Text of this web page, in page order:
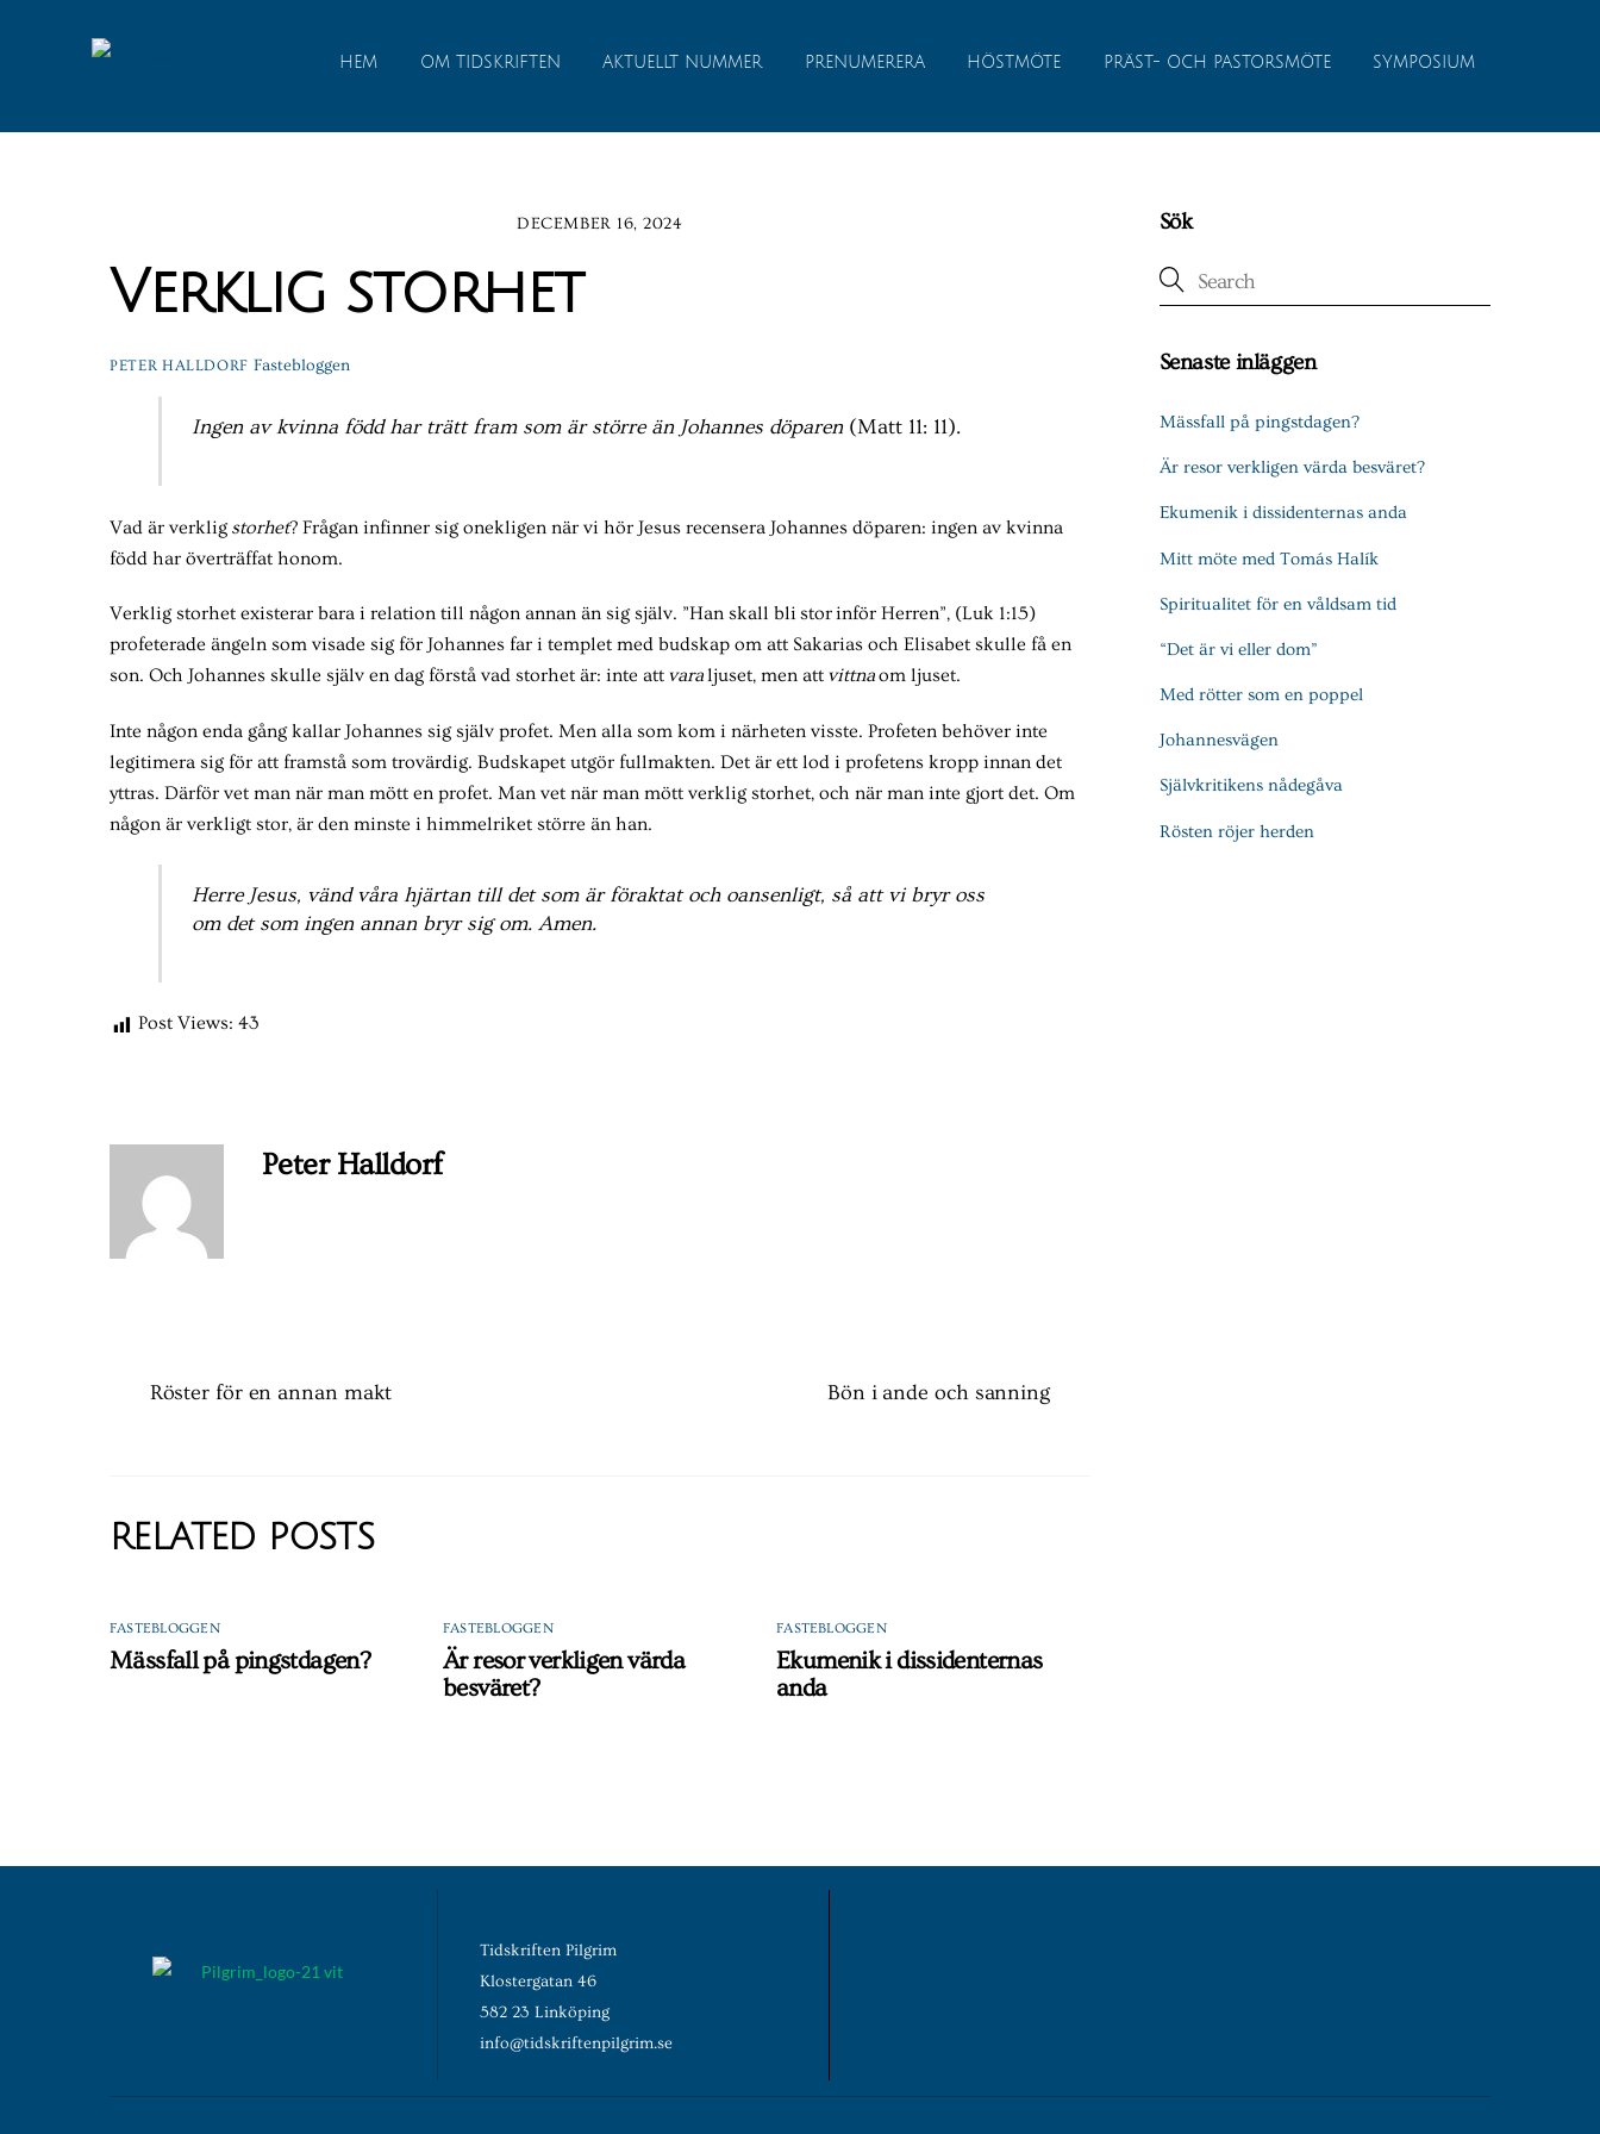
HEM OM TIDSKRIFTEN AKTUELLT NUMMER PRENUMERERA HÖSTMÖTE PRÄST- OCH PASTORSMÖTE SYMPOSIUM
DECEMBER 16, 2024
Verklig storhet
PETER HALLDORF Fastebloggen
Ingen av kvinna född har trätt fram som är större än Johannes döparen(Matt 11: 11).
Vad är verkligstorhet? Frågan infinner sig onekligen när vi hör Jesus recensera Johannes döparen: ingen av kvinna
född har överträffat honom.
Verklig storhet existerar bara i relation till någon annan än sig själv. ”Han skall bli stor inför Herren”, (Luk 1:15)
profeterade ängeln som visade sig för Johannes far i templet med budskap om att Sakarias och Elisabet skulle få en
son. Och Johannes skulle själv en dag förstå vad storhet är: inte att varaljuset, men att vittnaom ljuset.
Inte någon enda gång kallar Johannes sig själv profet. Men alla som kom i närheten visste. Profeten behöver inte
legitimera sig för att framstå som trovärdig. Budskapet utgör fullmakten. Det är ett lod i profetens kropp innan det
yttras. Därför vet man när man mött en profet. Man vet när man mött verklig storhet, och när man inte gjort det. Om
någon är verkligt stor, är den minste i himmelriket större än han.
Herre Jesus, vänd våra hjärtan till det som är föraktat och oansenligt, så att vi bryr oss
om det som ingen annan bryr sig om. Amen.
Post Views: 43
Peter Halldorf
Röster för en annan makt Bön i ande och sanning
RELATED POSTS
FASTEBLOGGEN
Mässfall på pingstdagen?
FASTEBLOGGEN
Är resor verkligen värda
besväret?
FASTEBLOGGEN
Ekumenik i dissidenternas
anda
Sök
Senaste inläggen
Mässfall på pingstdagen?
Är resor verkligen värda besväret?
Ekumenik i dissidenternas anda
Mitt möte med Tomás Halík
Spiritualitet för en våldsam tid
“Det är vi eller dom”
Med rötter som en poppel
Johannesvägen
Självkritikens nådegåva
Rösten röjer herden
Tidskriften Pilgrim
Klostergatan 46
582 23 Linköping
info@tidskriftenpilgrim.se